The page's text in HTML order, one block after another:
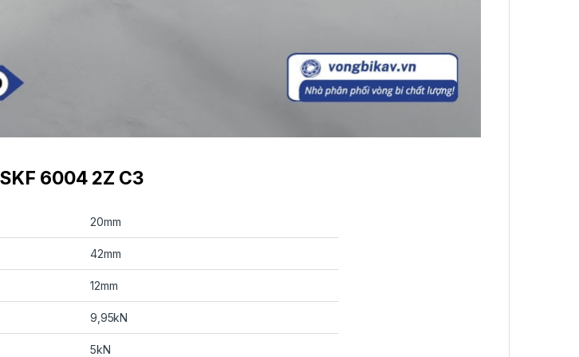
6004 2Z C3
20mm
42mm
12mm
9,95kN
5kN